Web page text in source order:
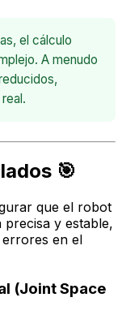
el cálculo
A menudo
🎯
que el robot
precisa y estable,
en el
(Joint Space